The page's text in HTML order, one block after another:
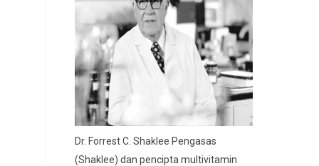
Dr. Forrest C. Shaklee Pengasas
(Shaklee) dan pencipta multivitamin